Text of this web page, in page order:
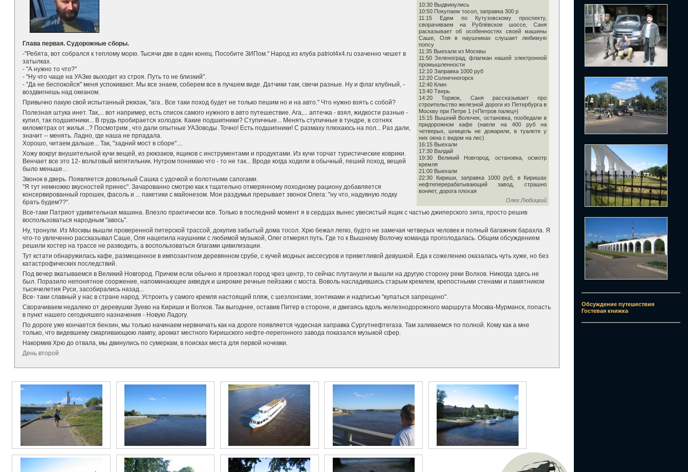
10:30 Выдвинулись
10:50 Покупаем тосол, заправка 300 р
11:15 Едем по Кутузовскому проспекту,
сворачиваем на Рублёвское шоссе, Саня
расказывает об особенностях своей машины
Саше, Оля в наушниках слушает любимую
попсу
11:35 Выехали из Москвы
11:50 Зеленоград, флагман нашей электронной
промышленности
12:10 Заправка 1000 руб
12:20 Солнечногорск
12:40 Клин
13:40 Тверь
14:20 Торжок, Саня рассказывает про
строительство железной дороги из Петербурга в
Москву при Петре 1 («Петров палец»)
15:15 Вышний Волочек, остановка, пообедали в
придорожном кафе (наели на 400 руб на
четверых, шницель не дожарили, в туалете у
них окна с видом на лес)
16:15 Выехали
17:30 Валдай
19:30 Великий Новгород, остановка, осмотр
кремля
21:00 Выехали
22:30 Кириши, заправка 1000 руб, в Киришах
нефтеперерабатывающий завод, страшно
воняет, дорога плохая
Олег Любицкий
Глава первая. Судорожные сборы.
-"Ребята, вот собрался к теплому морю. Тысячи две в один конец. Пособите ЗИПом." Народ из клуба patriot4x4.ru озаченно чешет в
затылках.
- "А нужно то что?"
- "Ну что чаще на УАЗке выходит из строя. Путь то не близкий".
- "Да не беспокойся" меня успокивают. Мы все знаем, соберем все в лучшем виде. Датчики там, свечи разные. Ну и флаг клубный, -
воздвигнешь над океаном.
Привычно пакую свой испытанный рюкзак, "ага.. Все таки поход будет не только пешим но и на авто." Что нужно взять с собой?
Полезная штука инет. Так,... вот например, есть список самого нужного в авто путешествие. Ага,... аптечка - взял, жидкости разные -
купил, так подшипники... В грудь пробирается холодок. Какие подшипники? Ступичные... Менять ступичные в тундре, в сотнях
километрах от жилья...? Посмотрим , что дали опытные УАЗоводы. Точно! Есть подшипники! С размаху плюхаюсь на пол... Раз дали,
значит -- менять. Ладно, где наша не прпадала.
Хорошо, читаем дальше... Так, "задний мост в сборе"....
Хожу вокруг внушительной кучи вещей, из рюкзаков, ящиков с инструментами и продуктами. Из кучи торчат туристические коврики.
Венчает все это 12- вольтовый кипятильник. Нутром понимаю что - то не так... Вроде когда ходили в обычный, пеший поход, вещей
было меньше...
Звонок в дверь. Появляется довольный Сашка с удочкой и болотными сапогами.
"Я тут немножко вкусностей принес". Зачарованно смотрю как к тщательно отмерянному походному рациону добавляется
консервированный горошек, фасоль и ... пакетики с майонезом. Мои раздумья прерывает звонок Олега: "ну что, надувную лодку
брать будем??".
Все-таки Патриот удивительная машина. Влезло практически все. Только в последний момент я в сердцах вынес увесистый ящик с частью джиперского зипа, просто решив
воспользоваться народным "авось".
Ну, тронули. Из Москвы вышли проверенной питерской трассой, докупив забытый дома тосол. Хрю бежал легко, будто не замечая четверых человек и полный багажник барахла. Я
что-то увлеченно рассказывал Саше, Оля нацепила наушники с любимой музыкой, Олег отмерял путь. Где то к Вышнему Волочку команда проголодалась. Общим обсуждением
решили костер на трассе не разводить, а воспользоваться благами цивилизации.
Тут кстати обнаружилась кафе, размещенное в импозантном деревянном срубе, с кучей модных акссесуров и приветливой девушкой. Еда к сожелению оказалась чуть хуже, но без
катастрофических последствий.
Под вечер вкатываемся в Великий Новгород. Причем если обычно я проезжал город чрез центр, то сейчас плутанули и вышли на другую сторону реки Волхов. Никогда здесь не
был. Поразило непонятное сооржение, напоминающее акведук и широкие речные пейзажи с моста. Воволь насладившись старым кремлем, крепостными стенами и памятником
тысячелетия Руси, засобирались назад...
Все- таки славный у нас в стране народ. Устроить у самого кремля настоящий пляж, с шезлонгами, зонтиками и надписью "купаться запрещено".
Сворачиваем недалеко от деревушки Зуево на Кириши и Волхов. Так выгоднее, оставив Питер в стороне, и двигаясь вдоль железнодорожного маршрута Москва-Мурманск, попасть
в пункт нашего сегодняшего назначения - Новую Ладогу.
По дороге уже кончается бензин, мы только начинаем нервничать как на дороге появляется чудесная заправка Сургутнефтегаза. Там заливаемся по полной. Кому как а мне
только, что видевшему смаргивающюю лампу, аромат местного Киришского нефте-перегонного завода показался музыкой сфер.
Накормив Хрю до отвала, мы двинулись по сумеркам, в поисках места для первой ночевки.
День второй
Обсуждение путешествия
Гостевая книжка